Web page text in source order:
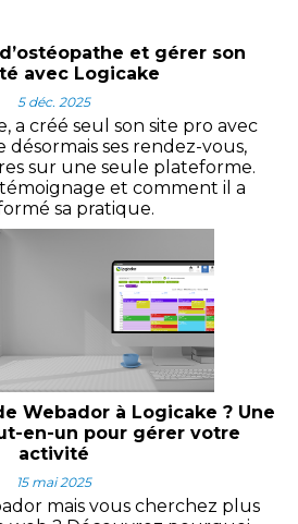
et gérer son
avec Logicake
5 déc. 2025
a créé seul son site pro avec
désormais ses rendez-vous,
sur une seule plateforme.
et comment il a
sa pratique.
Webador à Logicake ? Une
en-un pour gérer votre
activité
15 mai 2025
mais vous cherchez plus